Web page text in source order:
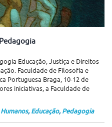
Educação, Justiça e Direitos
Faculdade de Filosofia e
Portuguesa Braga, 10-12 de
iniciativas, a Faculdade de
, Educação, Pedagogia